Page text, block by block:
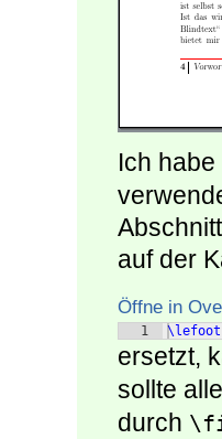
Ich
auf der
Öffne in
1 \lefoot
ersetzt,
sollte
durch